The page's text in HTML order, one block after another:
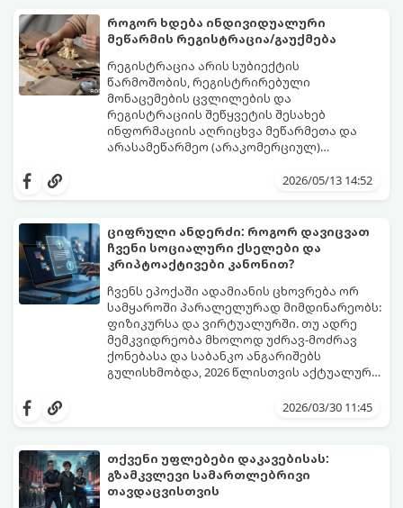
როგორ ხდება ინდივიდუალური
მეწარმის რეგისტრაცია/გაუქმება
რეგისტრაცია არის სუბიექტის
წარმოშობის, რეგისტრირებული
მონაცემების ცვლილების და
რეგისტრაციის შეწყვეტის შესახებ
ინფორმაციის აღრიცხვა მეწარმეთა და
არასამეწარმეო (არაკომერციულ)
გადაწყვეტილების მიღებით. იურიდიული
(არაკომერციული) საქმიანობა,
სავალდებულოდ უნდა დარეგისტრირდეს
რესტრში.
2026/05/13 14:52
ციფრული ანდერძი: როგორ დავიცვათ
ჩვენი სოციალური ქსელები და
კრიპტოაქტივები კანონით?
ჩვენს ეპოქაში ადამიანის ცხოვრება ორ
სამყაროში პარალელურად მიმდინარეობს:
ფიზიკურსა და ვირტუალურში. თუ ადრე
მემკვიდრეობა მხოლოდ უძრავ-მოძრავ
ქონებასა და საბანკო ანგარიშებს
გულისხმობდა, 2026 წლისთვის აქტუალური
რა ბედი ეწევა თქვენს ფოტოებს, სამუშაო
დაარეგულიროთ თქვენი ციფრული
2026/03/30 11:45
თქვენი უფლებები დაკავებისას:
გზამკვლევი სამართლებრივი
თავდაცვისთვის